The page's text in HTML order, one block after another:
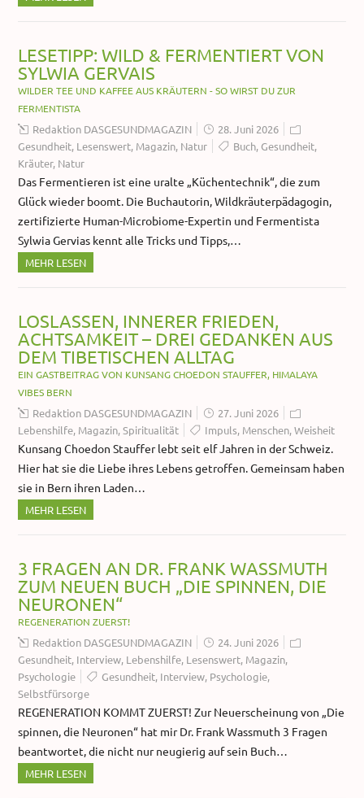
LESETIPP: WILD & FERMENTIERT VON
SYLWIA GERVAIS
WILDER TEE UND KAFFEE AUS KRÄUTERN - SO WIRST DU ZUR
FERMENTISTA
Redaktion DASGESUNDMAGAZIN
28. Juni 2026
Gesundheit, Lesenswert, Magazin, Natur Buch,Gesundheit,
Kräuter, Natur
Das Fermentieren ist eine uralte „Küchentechnik“, die zum
Glück wieder boomt. Die Buchautorin, Wildkräuterpädagogin,
zertifizierte Human-Microbiome-Expertin und Fermentista
Sylwia Gervias kennt alle Tricks und Tipps,…
MEHR LESEN
LOSLASSEN, INNERER FRIEDEN,
ACHTSAMKEIT – DREI GEDANKEN AUS
DEM TIBETISCHEN ALLTAG
EIN GASTBEITRAG VON KUNSANG CHOEDON STAUFFER, HIMALAYA
VIBES BERN
Redaktion DASGESUNDMAGAZIN
27. Juni 2026
Lebenshilfe, Magazin,Spiritualität Impuls, Menschen,Weisheit
Kunsang Choedon Stauffer lebt seit elf Jahren in der Schweiz.
Hier hat sie die Liebe ihres Lebens getroffen. Gemeinsam haben
sie in Bern ihren Laden…
MEHR LESEN
3 FRAGEN AN DR. FRANK WASSMUTH
ZUM NEUEN BUCH „DIE SPINNEN, DIE
NEURONEN“
REGENERATION ZUERST!
Redaktion DASGESUNDMAGAZIN
24. Juni 2026
Gesundheit, Interview, Lebenshilfe, Lesenswert, Magazin,
Psychologie
Gesundheit, Interview, Psychologie,
Selbstfürsorge
REGENERATION KOMMT ZUERST! Zur Neuerscheinung von „Die
spinnen, die Neuronen“ hat mir Dr. Frank Wassmuth 3 Fragen
beantwortet, die nicht nur neugierig auf sein Buch…
MEHR LESEN